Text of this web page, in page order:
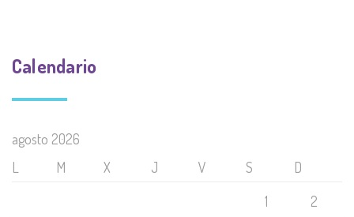
Calendario
agosto 2026
L
M X J V S
D
1
2